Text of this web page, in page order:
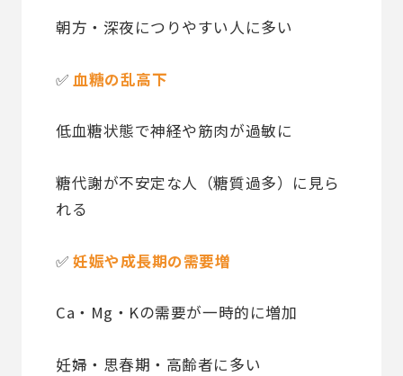
朝方・深夜につりやすい人に多い
✅ 血糖の乱高下
低血糖状態で神経や筋肉が過敏に
糖代謝が不安定な人（糖質過多）に見ら
れる
✅妊娠や成長期の需要増
Ca・Mg・Kの需要が一時的に増加
妊婦・思春期・高齢者に多い